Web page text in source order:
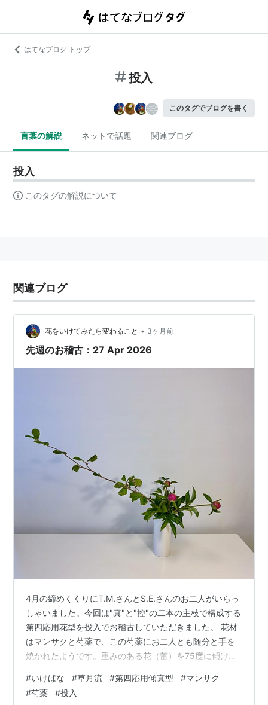
はてなブログ トップ
投入
このタグでブログを書く
言葉の解説 ネットで話題 関連ブログ
投入
このタグの解説について
関連ブログ
花をいけてみたら変わること • 3ヶ月前
先週のお稽古：27 Apr 2026
4月の締めくくりにT.M.さんとS.E.さんのお二人がいらっ
しゃいました。今回は"真"と"控"の二本の主枝で構成する
第四応用花型を投入でお稽古していただきました。 花材
はマンサクと芍薬で、この芍薬にお二人とも随分と手を
焼かれたようです。重みのある花（蕾）を75度に傾け
器の中に挿し入れる枝先の部分を「く」の字に矯める方
法がやはり効果的です。草（花）ものを矯める際は、茎
#いけばな #草月流 #第四応用傾真型 #マンサク
#芍薬 #投入